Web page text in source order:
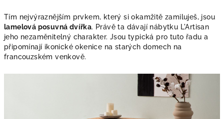
Tím nejvýraznějším prvkem, který si okamžitě zamiluješ, jsou
lamelová posuvná dvířka. Právě ta dávají nábytku L'Artisan
jeho nezaměnitelný charakter. Jsou typická pro tuto řadu a
připomínají ikonické okenice na starých domech na
francouzském venkově.